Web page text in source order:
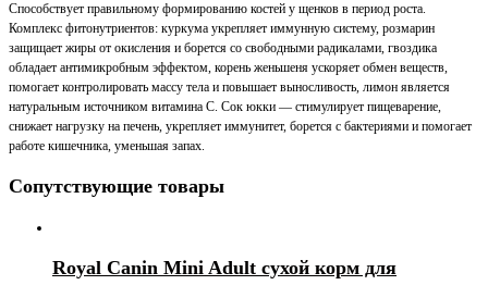
Способствует правильному формированию костей у щенков в период роста.
Комплекс фитонутриентов: куркума укрепляет иммунную систему, розмарин
защищает жиры от окисления и борется со свободными радикалами, гвоздика
обладает антимикробным эффектом, корень женьшеня ускоряет обмен веществ,
помогает контролировать массу тела и повышает выносливость, лимон является
натуральным источником витамина С. Сок юкки — стимулирует пищеварение,
снижает нагрузку на печень, укрепляет иммунитет, борется с бактериями и помогает
работе кишечника, уменьшая запах.
Сопутствующие товары
Royal Canin Mini Adult сухой корм для